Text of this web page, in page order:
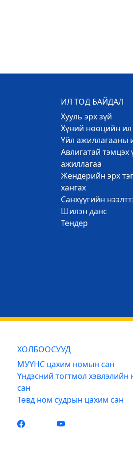
ИЛ ТОД БАЙДАЛ
Хууль эрх зүй
Хүний нөөцийн ил
Үйл ажиллагааны
Авлигатай тэмцэх
ажиллагаа
Жендерийн эрх
хангах
Санхүүгийн
Шилэн данс
Тендер
ХОЛБООСУУД
МУҮНС цахим номын сан
Үндэсний тогтмол хэвлэлийн
сан
Төвд ном судрын цахим сан